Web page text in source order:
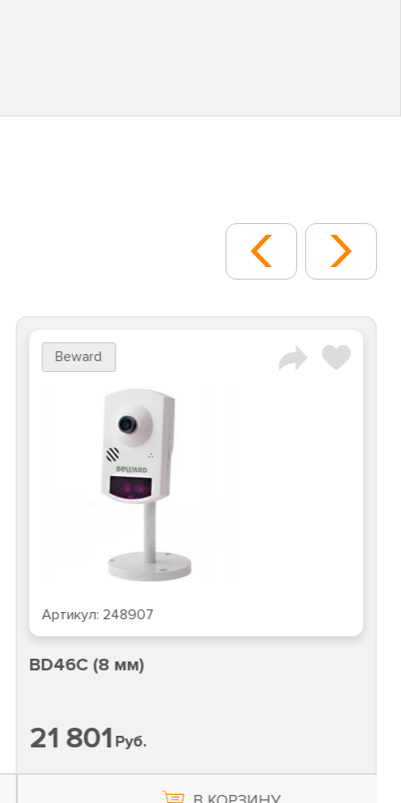
Beward
Артикул: 248907
BD46C (8 мм)
21 801Руб.